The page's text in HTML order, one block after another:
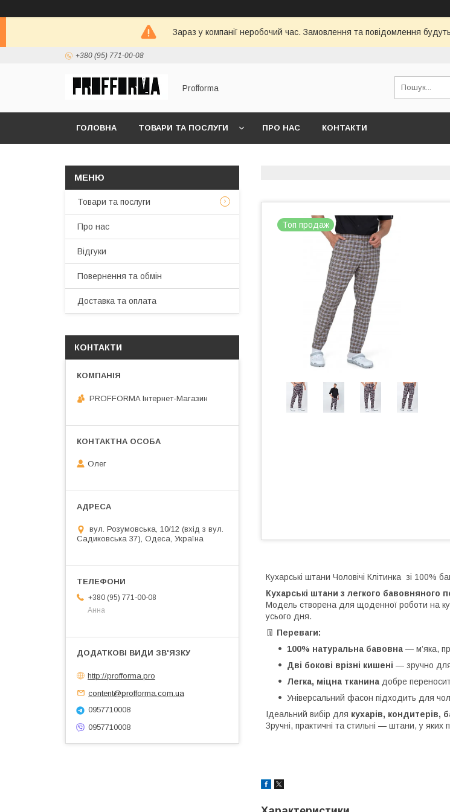
Зараз у компанії неробочий час. Замовлення та повідомлення
+380 (95) 771-00-08
Profforma
ГОЛОВНА ТОВАРИ ТА ПОСЛУГИ ПРО НАС КОНТАКТИ
Топ продаж
Кухарські штани Чоловічі Клітинка зі 100%
Кухарські штани з легкого
Модель створена для щоденної роботи на
усього дня.
👖 Переваги:
100% натуральна бавовна — м’яка,
Дві бокові врізні кишені — зручно
Легка, міцна тканина добре
Універсальний фасон підходить для
Ідеальний вибір для кухарів, кондитерів,
Зручні, практичні та стильні — штани, у
Товари та послуги
Про нас
Відгуки
Повернення та обмін
Доставка та оплата
КОНТАКТИ
PROFFORMA Інтернет-Магазин
Олег
вул. Розумовська, 10/12 (вхід з вул.
Садиковська 37), Одеса, Україна
+380 (95) 771-00-08
Анна
http://profforma.pro
content@profforma.com.ua
0957710008
0957710008